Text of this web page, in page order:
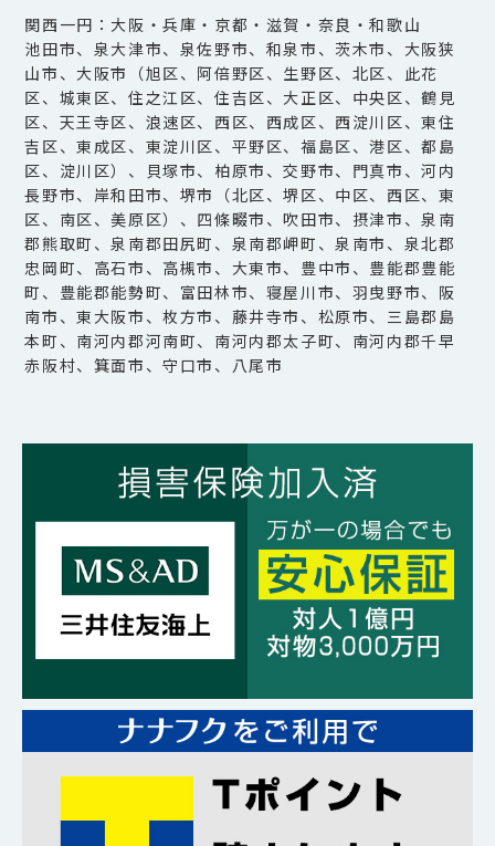
関西一円：大阪・兵庫・京都・滋賀・奈良・和歌山
池田市、泉大津市、泉佐野市、和泉市、茨木市、大阪狭
山市、大阪市（旭区、阿倍野区、生野区、北区、此花
区、城東区、住之江区、住吉区、大正区、中央区、鶴見
区、天王寺区、浪速区、西区、西成区、西淀川区、東住
吉区、東成区、東淀川区、平野区、福島区、港区、都島
区、淀川区）、貝塚市、柏原市、交野市、門真市、河内
長野市、岸和田市、堺市（北区、堺区、中区、西区、東
区、南区、美原区）、四條畷市、吹田市、摂津市、泉南
郡熊取町、泉南郡田尻町、泉南郡岬町、泉南市、泉北郡
忠岡町、高石市、高槻市、大東市、豊中市、豊能郡豊能
町、豊能郡能勢町、富田林市、寝屋川市、羽曳野市、阪
南市、東大阪市、枚方市、藤井寺市、松原市、三島郡島
本町、南河内郡河南町、南河内郡太子町、南河内郡千早
赤阪村、箕面市、守口市、八尾市